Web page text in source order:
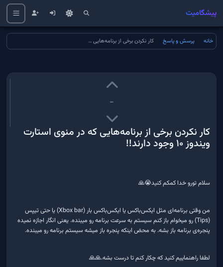
پیشگامیت
خانه پرسش و پاسخ کار نکردن برخی از برنامه‌هایی که در منوی استارت ویندوز ۱۰ وجود دارند!!
-
کار نکردن برخی از برنامه‌هایی که در منوی استارت
ویندوز ۱۰ وجود دارند!!
سلام تورو خدا کمکم کنید😭🙏
من وقتی برنامه‌ای مثل ایکس‌باکس یا ایکس‌باکس بار (Xbox bar) یا حتی تیپس
(Tips) رو میخوام باز کنم سیستم به سرعت برنامه رو میبنده. یعنی انگار اجازه نمیده
پنجره‌ی برنامه باز بشه. به محض اینکه پنجره باز میشه سیستم برنامه رو میبنده.
لطفا راهنماییم کنید که چکار کنم تا درست بشه.🙏🙏